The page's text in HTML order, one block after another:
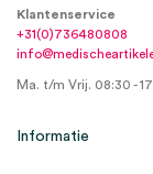
Klantenservice
+31(0)736480808
Ma. t/m Vrij. 08:30 -
Informatie